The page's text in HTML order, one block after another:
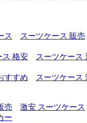
ス
スーツケース 販売
ス 格安
スーツケース
すすめ スーツケース
売
激安 スーツケース
ー